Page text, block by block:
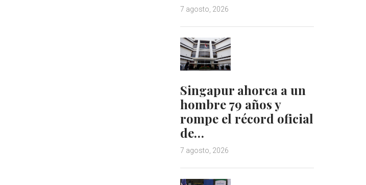
7 agosto, 2026
Singapur ahorca a un
hombre 79 años y
rompe el récord oficial
de…
7 agosto, 2026